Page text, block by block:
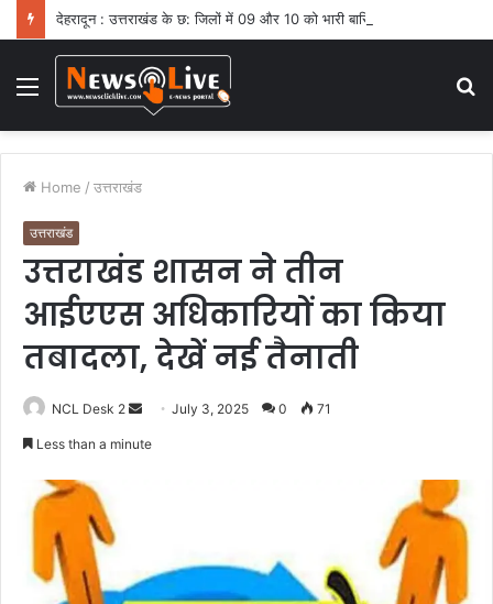
Menu
Home / उत्तराखंड
उत्तराखंड
उत्तराखंड शासन ने तीन
आईएएस अधिकारियों का किया
तबादला, देखें नई तैनाती
NCL Desk 2
m
July 3, 2025 0 71
Less than a minute